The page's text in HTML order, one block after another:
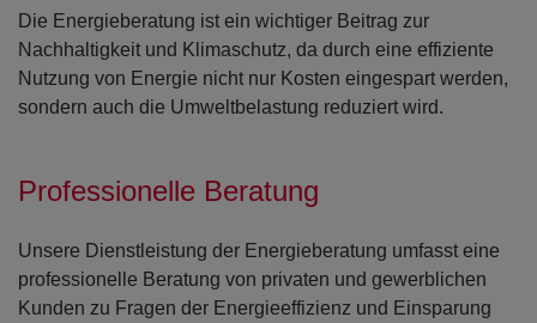
Die Energieberatung ist ein wichtiger Beitrag zur
Nachhaltigkeit und Klimaschutz, da durch eine effiziente
Nutzung von Energie nicht nur Kosten eingespart werden,
sondern auch die Umweltbelastung reduziert wird.
Professionelle Beratung
Unsere Dienstleistung der Energieberatung umfasst eine
professionelle Beratung von privaten und gewerblichen
Kunden zu Fragen der Energieeffizienz und Einsparung